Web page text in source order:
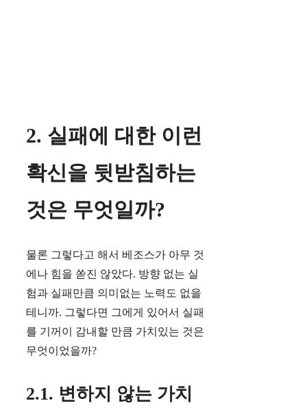
2. 실패에 대한 이런
확신을 뒷받침하는
것은 무엇일까?
물론 그렇다고 해서 베조스가 아무 것
에나 힘을 쏟진 않았다. 방향 없는 실
험과 실패만큼 의미없는 노력도 없을
테니까. 그렇다면 그에게 있어서 실패
를 기꺼이 감내할 만큼 가치있는 것은
무엇이었을까?
2.1. 변하지 않는 가치